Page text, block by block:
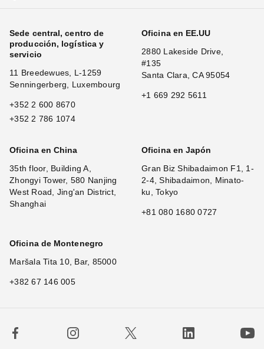
Sede central, centro de
producción, logística y
servicio
11 Breedewues, L-1259
Senningerberg, Luxembourg
+352 2 600 8670
+352 2 786 1074
Oficina en EE.UU
2880 Lakeside Drive,
#135
Santa Clara, CA 95054
+1 669 292 5611
Oficina en China
35th floor, Building A,
Zhongyi Tower, 580 Nanjing
West Road, Jing'an District,
Shanghai
Oficina en Japón
Gran Biz Shibadaimon F1, 1-
2-4, Shibadaimon, Minato-
ku, Tokyo
+81 080 1680 0727
Oficina de Montenegro
Maršala Tita 10, Bar, 85000
+382 67 146 005